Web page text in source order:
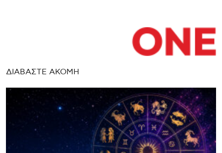
ΔΙΑΒΑΣΤΕ ΑΚΟΜΗ